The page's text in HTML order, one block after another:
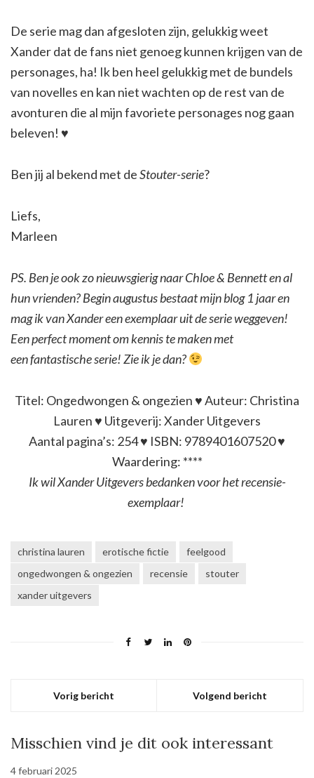
De serie mag dan afgesloten zijn, gelukkig weet
Xander dat de fans niet genoeg kunnen krijgen van de
personages, ha! Ik ben heel gelukkig met de bundels
van novelles en kan niet wachten op de rest van de
avonturen die al mijn favoriete personages nog gaan
beleven! ♥
Ben jij al bekend met deStouter-serie?
Liefs,
Marleen
PS. Ben je ook zo nieuwsgierig naar Chloe & Bennett en al
hun vrienden? Begin augustus bestaat mijn blog 1 jaar en
mag ik van Xander een exemplaar uit de serie weggeven!
Een perfect moment om kennis te maken met
een fantastische serie! Zie ik je dan?
Titel: Ongedwongen & ongezien ♥ Auteur: Christina
Lauren ♥ Uitgeverij: Xander Uitgevers
Aantal pagina’s: 254 ♥ ISBN: 9789401607520 ♥
Waardering: ****
Ik wil Xander Uitgevers bedanken voor het recensie-
exemplaar!
christina lauren erotische fictie
feelgood
ongedwongen & ongezien
recensie
stouter
xander uitgevers
Vorig bericht Volgend bericht
Misschien vind je dit ook interessant
4 februari 2025